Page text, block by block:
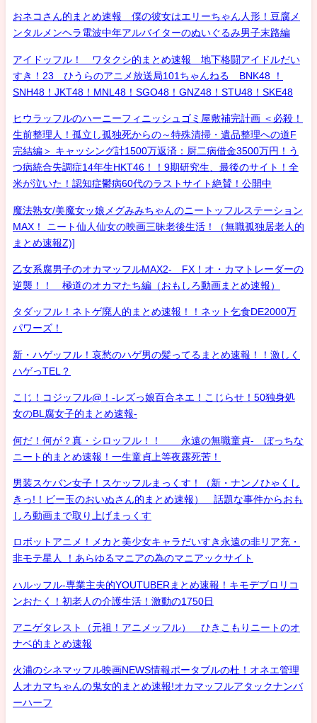
おネコさん的まとめ速報 僕の彼女はエリーちゃん人形！豆腐メ
ンタルメンヘラ電波中年アルバイターのぬいぐるみ男子末路編
アイドッフル！ ワタクシ的まとめ速報 地下格闘アイドルだい
すき！23 ひうらのアニメ放送局101ちゃんねる BNK48 ！
SNH48！JKT48！MNL48！SGO48！GNZ48！STU48！SKE48
ヒウラッフルのハーニーフィニッシュゴミ屋敷補完計画 ＜必殺！
生前整理人！孤立し孤独死からの～特殊清掃・遺品整理への道F
完結編＞ キャッシング計1500万返済：厨二病借金3500万円！う
つ病統合失調症14年生HKT46！！9期研究生、最後のサイト！全
米が泣いた！認知症鬱病60代のラストサイト絶賛！公開中
魔法熟女/美魔女ッ娘メグみみちゃんのニートッフルステーション
MAX！ ニート仙人仙女の映画三昧老後生活！（無職孤独居老人的
まとめ速報Z)]
乙女系腐男子のオカマッフルMAX2- FX！オ・カマトレーダーの
逆襲！！ 極道のオカマたち編（おもしろ動画まとめ速報）
タダッフル！ネトゲ廃人的まとめ速報！！ネット乞食DE2000万
パワーズ！
新・ハゲッフル！哀愁のハゲ男の髪ってるまとめ速報！！激しく
ハゲっTEL？
こじ！コジッフル@！-レズっ娘百合ネエ！こじらせ！50独身処
女のBL腐女子的まとめ速報-
何だ！何が？真・シロッフル！！ 永遠の無職童貞- ぼっちな
ニート的まとめ速報！一生童貞上等夜露死苦！
男装スケバン女子！スケッフルまっくす！（新・ナンノひゃくし
きっ!！ビー玉のおいぬさん的まとめ速報） 話題な事件からおも
しろ動画まで取り上げまっくす
ロボットアニメ！メカと美少女キャラだいすき永遠の非リア充・
非モテ星人 ！あらゆるマニアの為のマニアックサイト
ハルッフル-専業主夫的YOUTUBERまとめ速報！キモデブロリコ
ンおたく！初老人の介護生活！激動の1750日
アニゲタレスト（元祖！アニメッフル） ひきこもりニートのオ
ナベ的まとめ速報
火浦のシネマッフル映画NEWS情報ポータブルの杜！オネエ管理
人オカマちゃんの鬼女的まとめ速報!オカマッフルアタックナンバ
ーハーフ